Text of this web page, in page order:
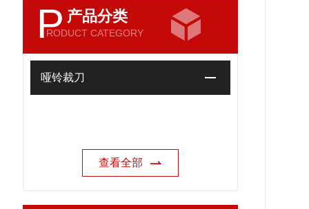
P 产品分类
RODUCT CATEGORY
哑铃裁刀
查看全部